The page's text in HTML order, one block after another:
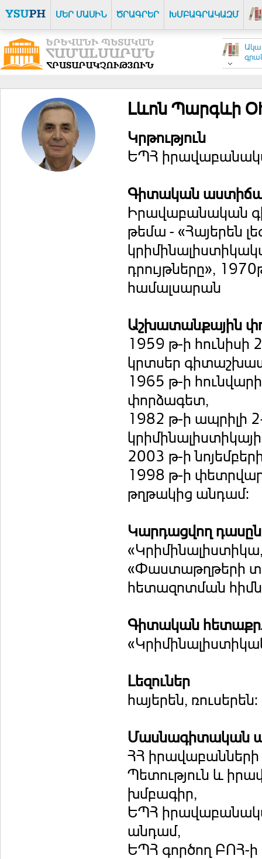
ՄԵՐ ՄԱՍԻՆ ԾՐԱԳՐԵՐ ԽՄԲԱԳՐԱԿԱԶՄ
Լևոն Պարգևի
Կրթություն
ԵՊՀ
Գիտական
Իրավաբանական
թեմա - «Հայերեն
դրույթները»,
համալսարան
Աշխատանքային
1959 թ-ի
կրտսեր
1965 թ-ի
փորձագետ,
1982 թ-ի ապրիլի
2003 թ-ի
1998 թ-ի
թղթակից անդամ:
Կարդացվող
«Փաստաթղթերի
հետազոտման
Գիտական
Լեզուներ
հայերեն, ռուսերեն:
Մասնագիտական
ՀՀ իրավաբանների
Պետություն և
խմբագիր,
ԵՊՀ
անդամ,
ԵՊՀ գործող ԲՈՀ-